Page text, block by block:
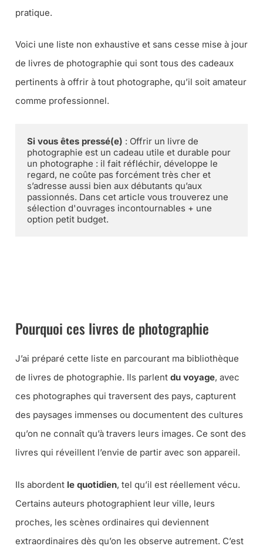
pratique.
Voici une liste non exhaustive et sans cesse mise à jour
de livres de photographie qui sont tous des cadeaux
pertinents à offrir à tout photographe, qu’il soit amateur
comme professionnel.
Si vous êtes pressé(e) : Offrir un livre de
photographie est un cadeau utile et durable pour
un photographe : il fait réfléchir, développe le
regard, ne coûte pas forcément très cher et
s’adresse aussi bien aux débutants qu’aux
passionnés. Dans cet article vous trouverez une
sélection d'ouvrages incontournables + une
option petit budget.
Pourquoi ces livres de photographie
J’ai préparé cette liste en parcourant ma bibliothèque
de livres de photographie. Ils parlent du voyage, avec
ces photographes qui traversent des pays, capturent
des paysages immenses ou documentent des cultures
qu’on ne connaît qu’à travers leurs images. Ce sont des
livres qui réveillent l’envie de partir avec son appareil.
Ils abordent le quotidien, tel qu’il est réellement vécu.
Certains auteurs photographient leur ville, leurs
proches, les scènes ordinaires qui deviennent
extraordinaires dès qu’on les observe autrement. C’est